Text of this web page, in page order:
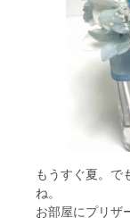
園内のご案内
生田緑地の樹木ご
学校団体の雨天時
イベント情報
フード＆カフェ
自然環境保全管理会
もうすぐ夏。で
ね。
お部屋にプリザ